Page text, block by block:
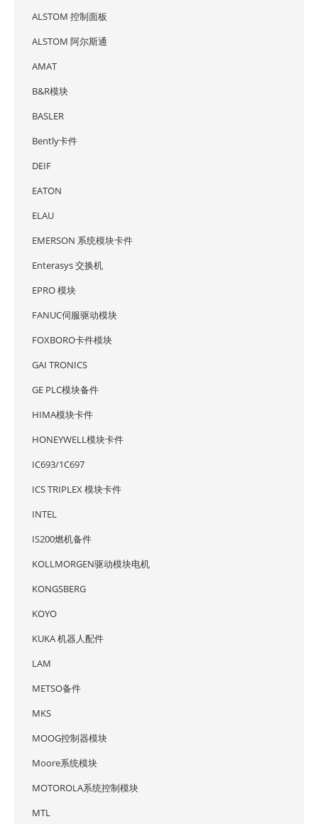
ALSTOM 控制面板
ALSTOM 阿尔斯通
AMAT
B&R模块
BASLER
Bently卡件
DEIF
EATON
ELAU
EMERSON 系统模块卡件
Enterasys 交换机
EPRO 模块
FANUC伺服驱动模块
FOXBORO卡件模块
GAI TRONICS
GE PLC模块备件
HIMA模块卡件
HONEYWELL模块卡件
IC693/1C697
ICS TRIPLEX 模块卡件
INTEL
IS200燃机备件
KOLLMORGEN驱动模块电机
KONGSBERG
KOYO
KUKA 机器人配件
LAM
METSO备件
MKS
MOOG控制器模块
Moore系统模块
MOTOROLA系统控制模块
MTL